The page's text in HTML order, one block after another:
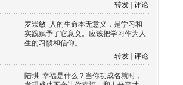
转发
评论
罗崇敏 人的生命本无意义，是学习和
实践赋予了它意义。应该把学习作为人
生的习惯和信仰。
转发
评论
陆琪 幸福是什么？当你功成名就时，